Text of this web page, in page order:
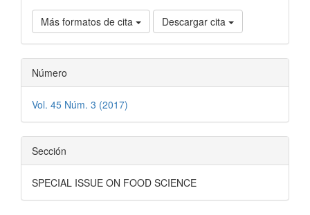
Más formatos de cita Descargar cita
Número
Vol. 45 Núm. 3 (2017)
Sección
SPECIAL ISSUE ON FOOD SCIENCE